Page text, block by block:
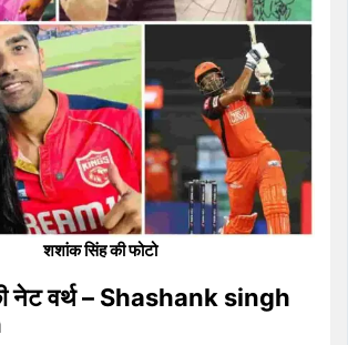
शशांक सिंह की फोटो
नेट वर्थ – Shashank singh